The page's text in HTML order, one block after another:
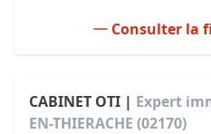
Consulter la
CABINET OTI | Expert
EN-THIERACHE (02170)